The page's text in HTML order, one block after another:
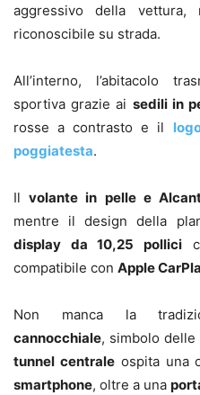
aggressivo della vettura,
riconoscibile su strada.
All’interno, l’abitacolo
sportiva grazie ai sedili in
rosse a contrasto e il
poggiatesta.
Ilvolante in pelle e
mentre il design della
display da 10,25 pollici
compatibile con Apple
Non manca la
cannocchiale, simbolo delle
tunnel centraleospita una
smartphone, oltre a una